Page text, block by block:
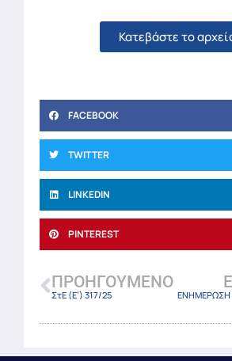
Κατεβάστε το
FACEBOOK
TWITTER
LINKEDIN
PINTEREST
ΠΡΟΗΓΟΎΜΕΝΟ
ΣτΕ (Ε’) 317/25